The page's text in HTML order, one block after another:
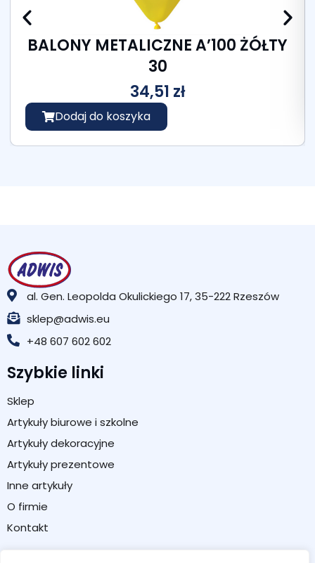
BALONY METALICZNE A’100 ŻÓŁTY
30
34,51 zł
Dodaj do koszyka
al. Gen. Leopolda Okulickiego 17, 35-222 Rzeszów
sklep@adwis.eu
+48 607 602 602
Szybkie linki
Sklep
Artykuły biurowe i szkolne
Artykuły dekoracyjne
Artykuły prezentowe
Inne artykuły
O firmie
Kontakt